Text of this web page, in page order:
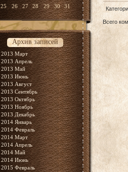
25
26 27 28 29 30 31
Архив записей
2013 Март
2013 Апрель
2013 Май
2013 Июнь
2013 Август
2013 Сентябрь
2013 Октябрь
2013 Ноябрь
2013 Декабрь
2014 Январь
2014 Февраль
2014 Март
2014 Апрель
2014 Май
2014 Июнь
2015 Февраль
Всего